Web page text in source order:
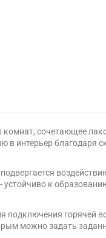
сочетающее
в интерьер благодаря
к
подключения горячей
можно задать